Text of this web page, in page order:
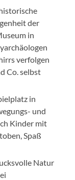
der
in
verfolgen
Co. selbst
in
und
Kinder mit
Spaß
Natur